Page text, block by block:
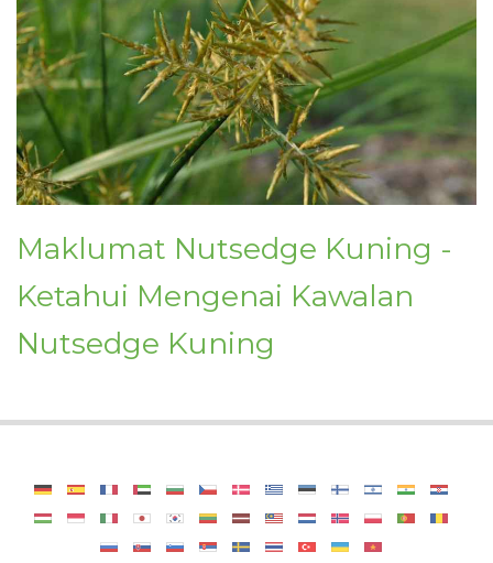
Maklumat Nutsedge Kuning -
Ketahui Mengenai Kawalan
Nutsedge Kuning